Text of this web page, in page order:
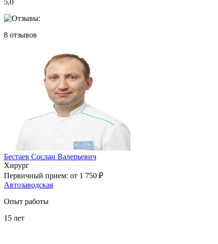
5,0
8 отзывов
Бестаев Сослан Валерьевич
Хирург
Первичный прием: от 1 750 ₽
Автозаводская
Опыт работы
15 лет